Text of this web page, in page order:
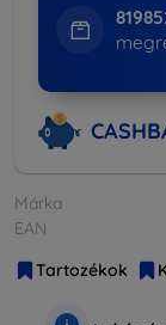
Márka
EAN
Tartozékok